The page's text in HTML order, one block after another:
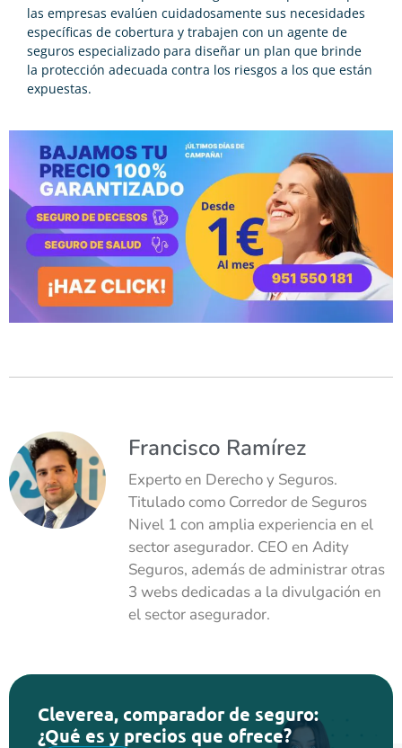
las empresas evalúen cuidadosamente sus necesidades
específicas de cobertura y trabajen con un agente de
seguros especializado para diseñar un plan que brinde
la protección adecuada contra los riesgos a los que están
expuestas.
Francisco Ramírez
Experto en Derecho y Seguros.
Titulado como Corredor de Seguros
Nivel 1 con amplia experiencia en el
sector asegurador. CEO en Adity
Seguros, además de administrar otras
3 webs dedicadas a la divulgación en
el sector asegurador.
Cleverea, comparador de seguro:
¿Qué es y precios que ofrece?